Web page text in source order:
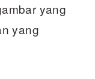
yang
yang